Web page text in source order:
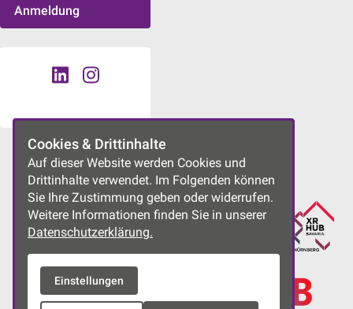
Anmeldung
UNSERE PROJEKTE
Cookies & Drittinhalte
Auf dieser Website werden Cookies und
Drittinhalte verwendet. Im Folgenden können
Sie Ihre Zustimmung geben oder widerrufen.
Weitere Informationen finden Sie in unserer
Datenschutzerklärung.
Einstellungen